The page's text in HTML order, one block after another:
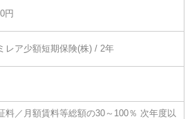
円
レア少額短期保険(株) / 2年
料／月額賃料等総額の30～100％ 次年度以